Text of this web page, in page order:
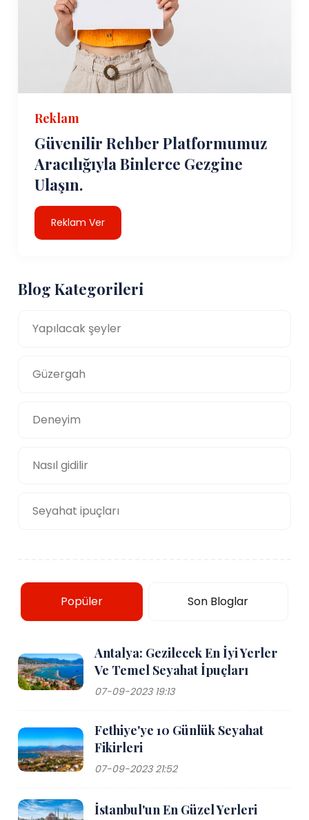
Reklam
Güvenilir Rehber Platformumuz
Aracılığıyla Binlerce Gezgine
Ulaşın.
Reklam Ver
Blog Kategorileri
Yapılacak şeyler
Güzergah
Deneyim
Nasıl gidilir
Seyahat ipuçları
Popüler Son Bloglar
Antalya: Gezilecek En İyi Yerler
Ve Temel Seyahat İpuçları
07-09-2023 19:13
Fethiye'ye 10 Günlük Seyahat
Fikirleri
07-09-2023 21:52
İstanbul'un En Güzel Yerleri